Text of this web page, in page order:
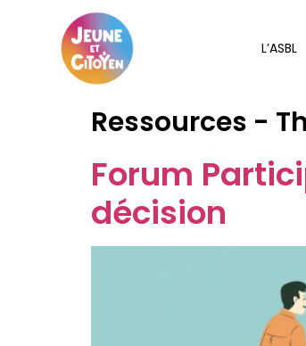
L’ASBL
Ressources -
Forum
décision